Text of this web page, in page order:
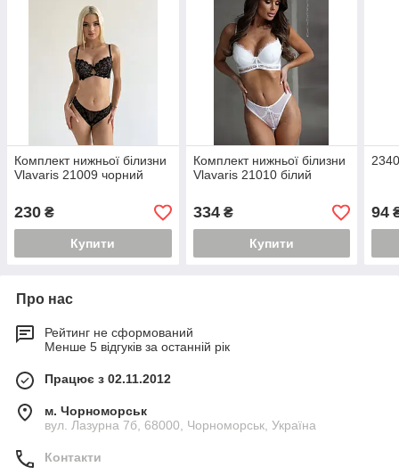
Комплект нижньої білизни
Vlavaris 21009 чорний
230 ₴
Купити
Комплект нижньої білизни
Vlavaris 21010 білий
334₴
Купити
94
Про нас
Рейтинг не сформований
Менше 5 відгуків за останній рік
Працює з 02.11.2012
м. Чорноморськ
вул. Лазурна 7б, 68000, Чорноморськ, Україна
Контакти